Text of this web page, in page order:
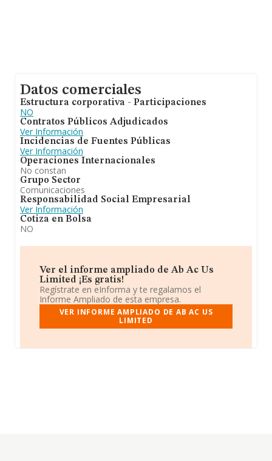
Datos comerciales
Estructura corporativa - Participaciones
NO
Contratos Públicos Adjudicados
Ver Información
Incidencias de Fuentes Públicas
Ver Información
Operaciones Internacionales
No constan
Grupo Sector
Comunicaciones
Responsabilidad Social Empresarial
Ver Información
Cotiza en Bolsa
NO
Ver el informe ampliado de Ab Ac Us
Limited ¡Es gratis!
Regístrate en eInforma y te regalamos el
Informe Ampliado de esta empresa.
VER INFORME AMPLIADO DE AB AC US
LIMITED